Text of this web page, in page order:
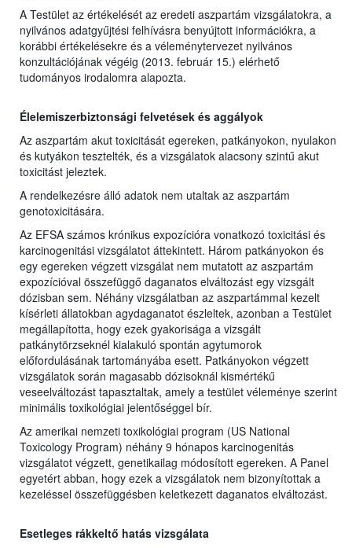
A Testület az értékelését az eredeti aszpartám vizsgálatokra, a
nyilvános adatgyűjtési felhívásra benyújtott információkra, a
korábbi értékelésekre és a véleménytervezet nyilvános
konzultációjának végéig (2013. február 15.) elérhető
tudományos irodalomra alapozta.
Élelemiszerbiztonsági felvetések és aggályok
Az aszpartám akut toxicitását egereken, patkányokon, nyulakon
és kutyákon tesztelték, és a vizsgálatok alacsony szintű akut
toxicitást jeleztek.
A rendelkezésre álló adatok nem utaltak az aszpartám
genotoxicitására.
Az EFSA számos krónikus expozícióra vonatkozó toxicitási és
karcinogenitási vizsgálatot áttekintett. Három patkányokon és
egy egereken végzett vizsgálat nem mutatott az aszpartám
expozícióval összefüggő daganatos elváltozást egy vizsgált
dózisban sem. Néhány vizsgálatban az aszpartámmal kezelt
kísérleti állatokban agydaganatot észleltek, azonban a Testület
megállapította, hogy ezek gyakorisága a vizsgált
patkánytörzseknél kialakuló spontán agytumorok
előfordulásának tartományába esett. Patkányokon végzett
vizsgálatok során magasabb dózisoknál kismértékű
veseelváltozást tapasztaltak, amely a testület véleménye szerint
minimális toxikológiai jelentőséggel bír.
Az amerikai nemzeti toxikológiai program (US National
Toxicology Program) néhány 9 hónapos karcinogenitás
vizsgálatot végzett, genetikailag módosított egereken. A Panel
egyetért abban, hogy ezek a vizsgálatok nem bizonyítottak a
kezeléssel összefüggésben keletkezett daganatos elváltozást.
Esetleges rákkeltő hatás vizsgálata